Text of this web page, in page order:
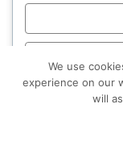
December 2019
November 2019
October 2019
We use
experience on our
will